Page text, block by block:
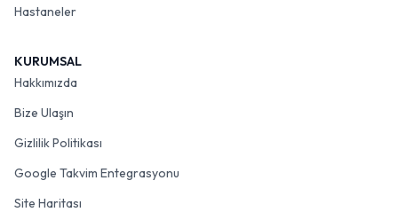
Hastaneler
KURUMSAL
Hakkımızda
Bize Ulaşın
Gizlilik Politikası
Google Takvim Entegrasyonu
Site Haritası